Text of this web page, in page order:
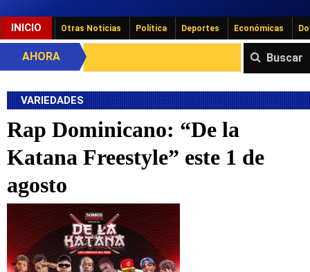
INICIO Otras Noticias Política Deportes Económicas
Buscar
AHORA
VARIEDADES
Rap Dominicano: “De la
Katana Freestyle” este 1 de
agosto